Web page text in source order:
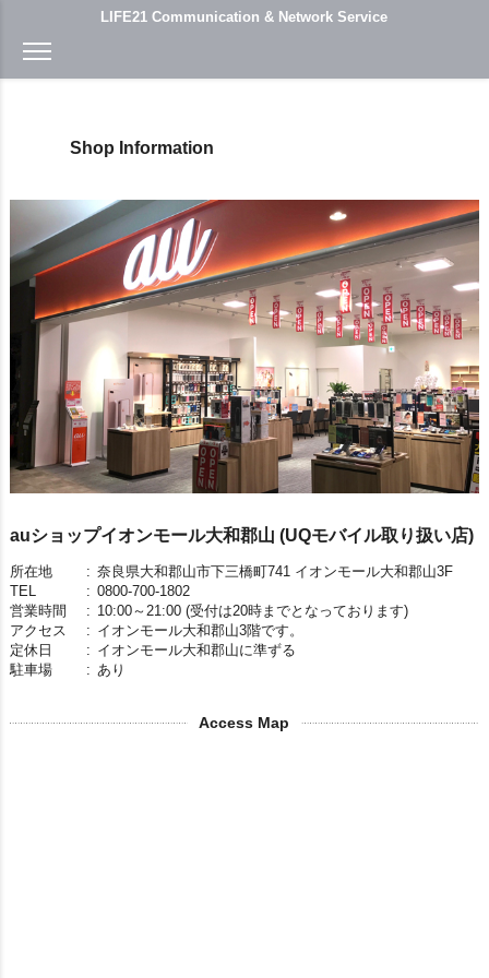
LIFE21 Communication & Network Service
Shop Information
auショップイオンモール大和郡山 (UQモバイル取り扱い店)
所在地 : 奈良県大和郡山市下三橋町741 イオンモール大和郡山3F
TEL
: 0800-700-1802
営業時間
: 10:00～21:00 (受付は20時までとなっております)
アクセス
: イオンモール大和郡山3階です。
定休日
: イオンモール大和郡山に準ずる
駐車場
: あり
Access Map